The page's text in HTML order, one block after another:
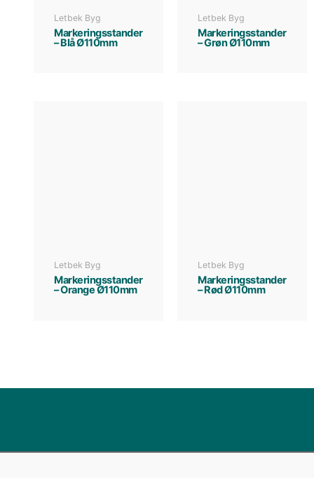
Letbek Byg
Markeringsstander
– Blå Ø110mm
Letbek Byg
Markeringsstander
– Grøn Ø110mm
Letbek Byg
Markeringsstander
– Orange Ø110mm
Letbek Byg
Markeringsstander
– Rød Ø110mm